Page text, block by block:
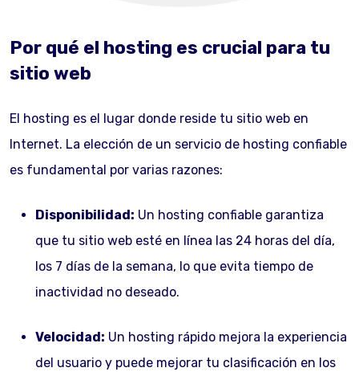
Por qué el hosting es crucial para tu
sitio web
El hosting es el lugar donde reside tu sitio web en
Internet. La elección de un servicio de hosting confiable
es fundamental por varias razones:
Disponibilidad: Un hosting confiable garantiza
que tu sitio web esté en línea las 24 horas del día,
los 7 días de la semana, lo que evita tiempo de
inactividad no deseado.
Velocidad: Un hosting rápido mejora la experiencia
del usuario y puede mejorar tu clasificación en los